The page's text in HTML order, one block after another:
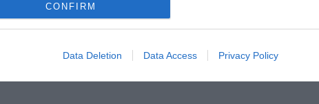
CONFIRM
Data Deletion Data Access Privacy Policy
insuffle des couleurs d’Asie aux recettes